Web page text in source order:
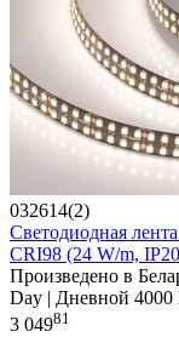
032614(2)
Светодиодная
CRI98 (24 W/m,
Произведено в
Day | Дневной 4000
3 04981